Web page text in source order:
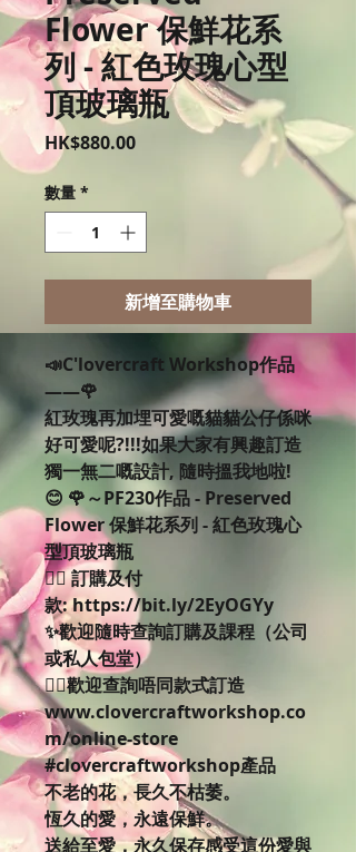
Flower 保鮮花系
列 - 紅色玫瑰心型
頂玻璃瓶
HK$880.00價
數量 *
新增至購物車
📣C'lovercraft Workshop作品
——🌹
紅玫瑰再加埋可愛嘅貓貓公仔係咪
好可愛呢?!!!如果大家有興趣訂造
獨一無二嘅設計, 隨時搵我地啦!
😊 🌹～PF230作品 - Preserved
Flower 保鮮花系列 - 紅色玫瑰心
型頂玻璃瓶
👉🏻 訂購及付
款: https://bit.ly/2EyOGYy
✨歡迎隨時查詢訂購及課程（公司
或私人包堂）
👉🏻歡迎查詢唔同款式訂造
www.clovercraftworkshop.co
m/online-store
#clovercraftworkshop產品
不老的花，長久不枯萎。
恆久的愛，永遠保鮮。
送給至愛，永久保存感受這份愛與